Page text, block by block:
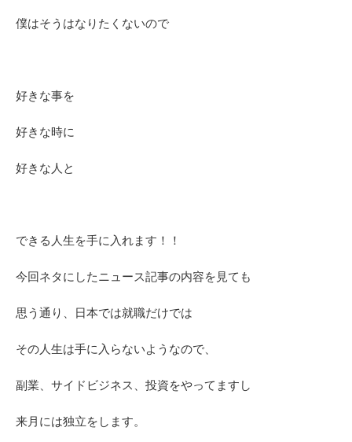
僕はそうはなりたくないので
好きな事を
好きな時に
好きな人と
できる人生を手に入れます！！
今回ネタにしたニュース記事の内容を見ても
思う通り、日本では就職だけでは
その人生は手に入らないようなので、
副業、サイドビジネス、投資をやってますし
来月には独立をします。